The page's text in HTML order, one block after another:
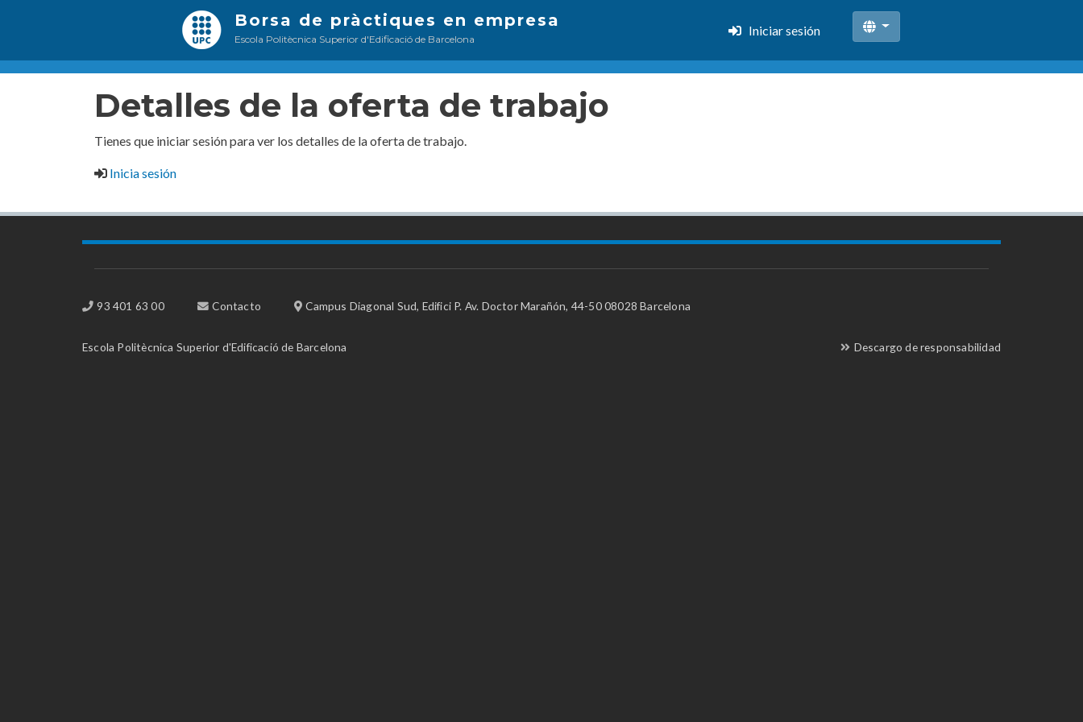
al
principal
Borsa de pràctiques en empresa
Escola Politècnica Superior d'Edificació de Barcelona
Iniciar sesión
Detalles de la oferta de trabajo
Tienes que iniciar sesión para ver los detalles de la oferta de trabajo.
Inicia sesión
93 401 63 00 Contacto Campus Diagonal Sud, Edifici P. Av. Doctor Marañón, 44-50 08028 Barcelona
Escola Politècnica Superior d'Edificació de Barcelona Descargo de responsabilidad